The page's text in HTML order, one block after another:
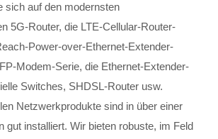
sich auf den modernsten
5G-Router, die LTE-Cellular-Router-
Power-over-Ethernet-Extender-
Modem-Serie, die Ethernet-Extender-
Switches, SHDSL-Router usw.
Netzwerkprodukte sind in über einer
gut installiert. Wir bieten robuste, im Feld